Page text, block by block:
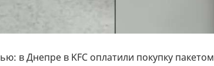
в Днепре в KFC оплатили покупку пакетом